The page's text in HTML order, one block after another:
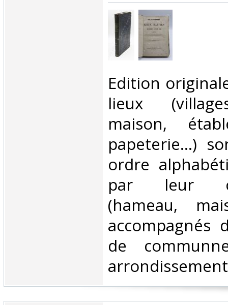
‎Edition
lieux
maison,
papeterie...)
ordre
par leur
(hameau,
accompagnés
de